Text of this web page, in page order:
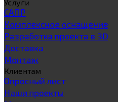
Услуги
САПР
Комплексное оснащение
Разработка проекта в 3D
Доставка
Монтаж
Клиентам
Опросный лист
Наши проекты